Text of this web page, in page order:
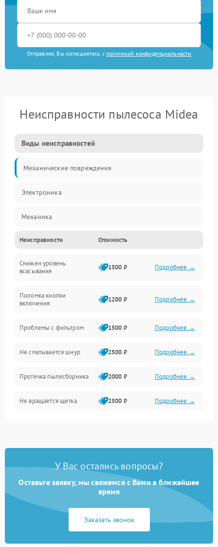
Отправляя, Вы соглашаетесь с политикой конфиденциальности
Неисправности пылесоса Midea
Виды неисправностей
Механические повреждения
Электроника
Механика
Электропитание
Всасывание
Неисправности Стоимость
Снижен уровень
всасывания
1500 ₽ Подробнее →
Поломка кнопки
включения
1200 ₽ Подробнее →
Проблемы с фильтром 1500 ₽ Подробнее →
Не сматывается шнур 2500 ₽ Подробнее →
Протечка пылесборника 2000 ₽ Подробнее →
Не вращается щетка 2500 ₽ Подробнее →
Поломка контейнера для
Плохая уборка шерсти
2400 ₽ Подробнее →
У Вас остались вопросы?
Оставьте заявку, мы свяжемся с Вами в ближайшее
время
Заказать звонок